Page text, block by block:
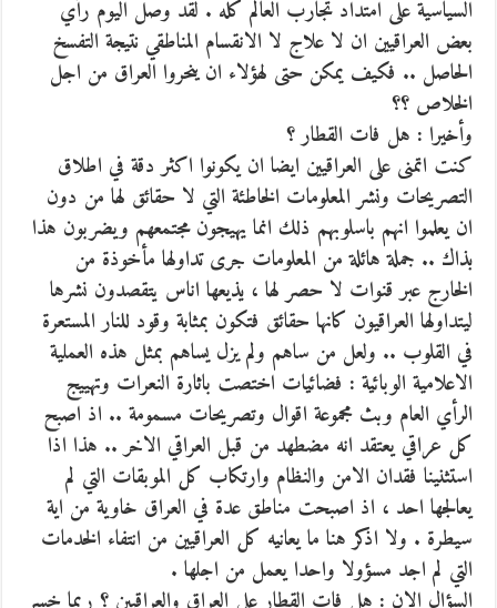
السياسية على امتداد تجارب العالم كله . لقد وصل اليوم رأي
بعض العراقيين ان لا علاج لا الانقسام المناطقي نتيجة التفسخ
الحاصل .. فكيف يمكن حتى لهؤلاء ان ينحروا العراق من اجل
الخلاص ؟؟
وأخيرا : هل فات القطار ؟
كنت اتمنى على العراقيين ايضا ان يكونوا اكثر دقة في اطلاق
التصريحات ونشر المعلومات الخاطئة التي لا حقائق لها من دون
ان يعلموا انهم باسلوبهم ذلك انما يهيجون مجتمعهم ويضربون هذا
بذاك .. جملة هائلة من المعلومات جرى تداولها مأخوذة من
الخارج عبر قنوات لا حصر لها ، يذيعها اناس يتقصدون نشرها
ليتداولها العراقيون كانها حقائق فتكون بمثابة وقود للنار المستعرة
في القلوب .. ولعل من ساهم ولم يزل يساهم بمثل هذه العملية
الاعلامية الوبائية : فضائيات اختصت باثارة النعرات وتهييج
الرأي العام وبث مجموعة اقوال وتصريحات مسمومة .. اذ اصبح
كل عراقي يعتقد انه مضطهد من قبل العراقي الاخر .. هذا اذا
استثنينا فقدان الامن والنظام وارتكاب كل الموبقات التي لم
يعالجها احد ، اذ اصبحت مناطق عدة في العراق خاوية من اية
سيطرة . ولا اذكر هنا ما يعانيه كل العراقيين من انتفاء الخدمات
التي لم اجد مسؤولا واحدا يعمل من اجلها .